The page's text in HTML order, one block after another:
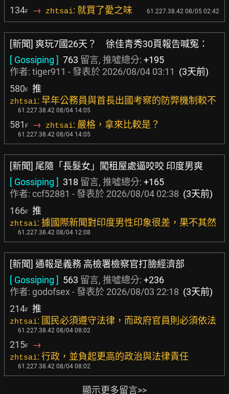
134F → zhtsai: 就買了愛之味 61.227.38.42 08/05 02:42
[新聞] 爽玩7國26天？ 徐佳青秀30頁報告喊冤：
[ Gossiping ] 763 留言, 推噓總分: +195
作者: tiger911 - 發表於 2026/08/04 03:11 (3天前)
580F 推
zhtsai: 早年公務員與首長出國考察的防弊機制較不
61.227.38.42 08/04 14:05
581 F → zhtsai: 嚴格，拿來比較是？
61.227.38.42 08/04 14:05
[新聞] 尾隨「長髮女」闖租屋處逼咬咬 印度男爽
[ Gossiping ] 318 留言, 推噓總分: +165
作者: ccf52881 - 發表於 2026/08/04 02:38 (3天前)
166F 推
zhtsai: 據國際新聞對印度男性印象很差，果不其然
61.227.38.42 08/04 12:08
[新聞] 通報是義務 高檢署檢察官打臉經濟部
[ Gossiping ] 563 留言, 推噓總分: +236
作者: godofsex - 發表於 2026/08/03 22:18 (3天前)
214F 推
zhtsai: 國民必須遵守法律，而政府官員則必須依法
61.227.38.42 08/04 08:02
215F →
zhtsai: 行政，並負起更高的政治與法律責任
61.227.38.42 08/04 08:02
顯示更多留言>>